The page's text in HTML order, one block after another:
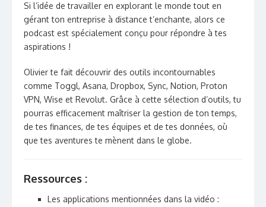
Si l’idée de travailler en explorant le monde tout en
gérant ton entreprise à distance t’enchante, alors ce
podcast est spécialement conçu pour répondre à tes
aspirations !
Olivier te fait découvrir des outils incontournables
comme Toggl, Asana, Dropbox, Sync, Notion, Proton
VPN, Wise et Revolut. Grâce à cette sélection d’outils, tu
pourras efficacement maîtriser la gestion de ton temps,
de tes finances, de tes équipes et de tes données, où
que tes aventures te mènent dans le globe.
Ressources :
Les applications mentionnées dans la vidéo :